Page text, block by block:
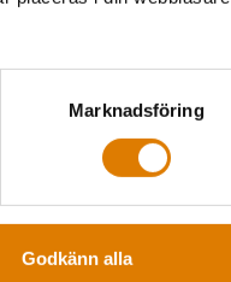
Marknadsföring
Godkänn alla